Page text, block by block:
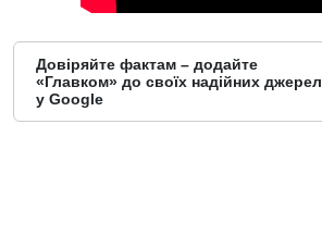
Довіряйте фактам – додайте
«Главком» до своїх надійних джерел
у Google